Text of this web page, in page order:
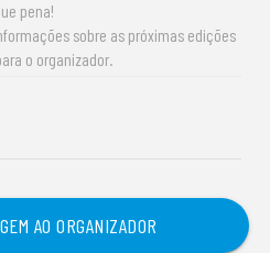
pena!
sobre as próximas edições
o organizador.
AO ORGANIZADOR